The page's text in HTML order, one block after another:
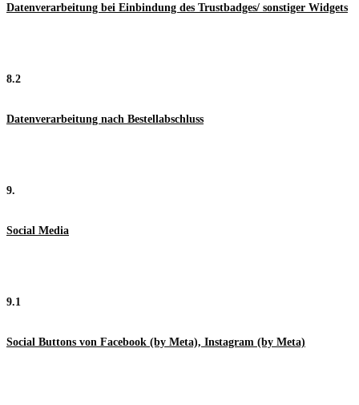
Datenverarbeitung bei Einbindung des Trustbadges/ sonstiger Widgets
8.2
Datenverarbeitung nach Bestellabschluss
9.
Social Media
9.1
Social Buttons von Facebook (by Meta), Instagram (by Meta)